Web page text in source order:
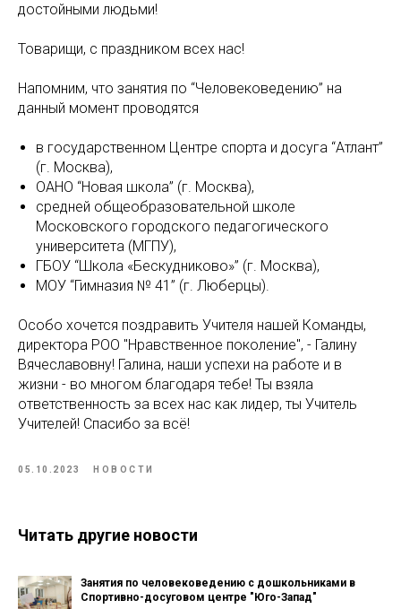
достойными людьми!
Товарищи, с праздником всех нас!
Напомним, что занятия по “Человековедению” на
данный момент проводятся
в государственном Центре спорта и досуга “Атлант”
(г. Москва),
ОАНО “Новая школа” (г. Москва),
средней общеобразовательной школе
Московского городского педагогического
университета (МГПУ),
ГБОУ “Школа «Бескудниково»” (г. Москва),
МОУ “Гимназия № 41” (г. Люберцы).
Особо хочется поздравить Учителя нашей Команды,
директора РОО "Нравственное поколение", - Галину
Вячеславовну! Галина, наши успехи на работе и в
жизни - во многом благодаря тебе! Ты взяла
ответственность за всех нас как лидер, ты Учитель
Учителей! Спасибо за всë!
05.10.2023 НОВОСТИ
Читать другие новости
Занятия по человековедению с дошкольниками в
Спортивно-досуговом центре "Юго-Запад"